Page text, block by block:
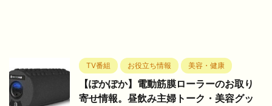
TV番組 お役立ち情報 美容・健康
【ぽかぽか】電動筋膜ローラーのお取り
寄せ情報。昼飲み主婦トーク・美容グッ